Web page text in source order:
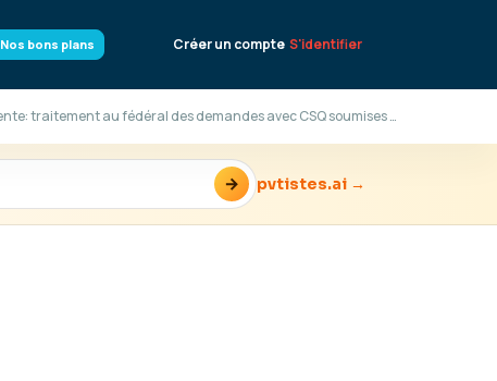
Nos bons plans Créer un compte S'identifier
Résidence Permanente: traitement au fédéral des demandes avec CSQ soumises en 2019
→ pvtistes.ai →